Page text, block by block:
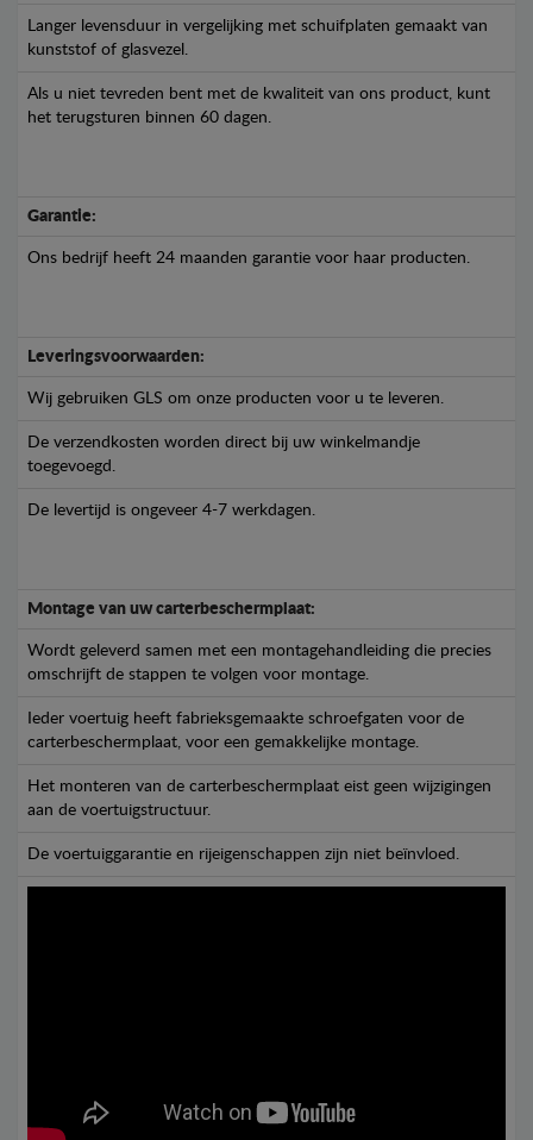
Langer levensduur in vergelijking met schuifplaten gemaakt van
kunststof of glasvezel.
Als u niet tevreden bent met de kwaliteit van ons product, kunt
het terugsturen binnen 60 dagen.
Garantie:
Ons bedrijf heeft 24 maanden garantie voor haar producten.
Leveringsvoorwaarden:
Wij gebruiken GLS om onze producten voor u te leveren.
De verzendkosten worden direct bij uw winkelmandje
toegevoegd.
De levertijd is ongeveer 4-7 werkdagen.
Montage van uw carterbeschermplaat:
Wordt geleverd samen met een montagehandleiding die precies
omschrijft de stappen te volgen voor montage.
Ieder voertuig heeft fabrieksgemaakte schroefgaten voor de
carterbeschermplaat, voor een gemakkelijke montage.
Het monteren van de carterbeschermplaat eist geen wijzigingen
aan de voertuigstructuur.
De voertuiggarantie en rijeigenschappen zijn niet beïnvloed.